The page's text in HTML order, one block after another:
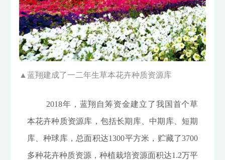
▲ 蓝翔建成了一二年生草本花卉种质资源库
2018年，蓝翔自筹资金建立了我国首个草
本花卉种质资源库，包括长期库、中期库、短期
库、种球库，总面积达1300平方米，贮藏了3700
多种花卉种质资源，种植栽培资源面积达1.2万平